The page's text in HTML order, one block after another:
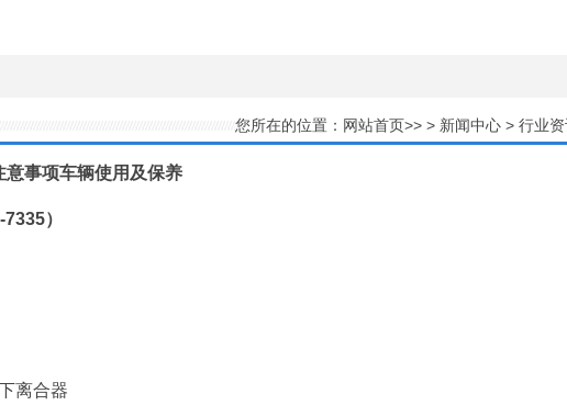
您所在的位置： 网站首页>> > 新闻中心 > 行业
意事项车辆使用及保养
）
离合器